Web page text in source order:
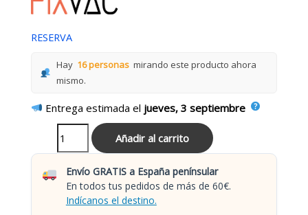
RESERVA
Hay 16 personas mirando este producto ahora
mismo.
Entrega estimada el jueves, 3 septiembre
Añadir al carrito
Envío GRATIS a España penínsular
En todos tus pedidos de más de 60€.
Indícanos el destino.